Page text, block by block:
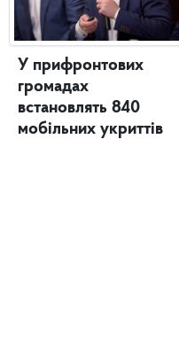
У прифронтових
громадах
встановлять 840
мобільних укриттів